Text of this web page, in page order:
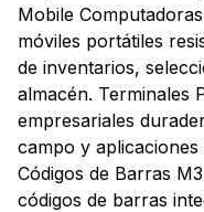
Mobile
móviles portátiles
de inventarios,
almacén. Terminales
empresariales
campo y aplicaciones
Códigos de Barras
códigos de barras